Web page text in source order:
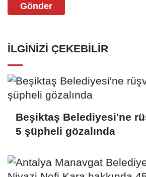
Gönder
İLGINIZI ÇEKEBILIR
Beşiktaş Belediyesi'ne
5 şüpheli gözalında